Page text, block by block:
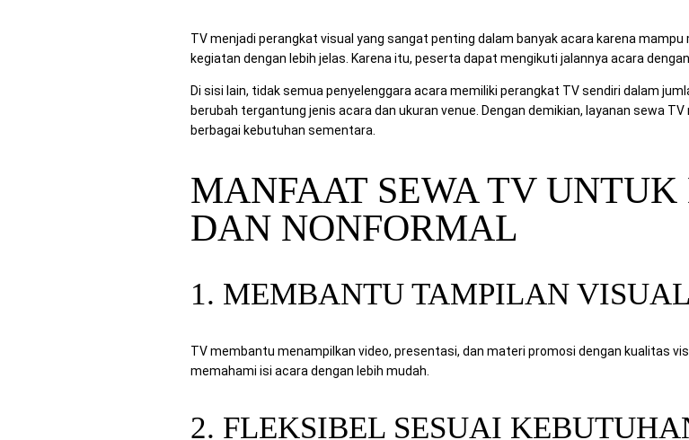
TV menjadi perangkat visual yang sangat penting dalam banyak acara karena
kegiatan dengan lebih jelas. Karena itu, peserta dapat mengikuti jalannya acara
Di sisi lain, tidak semua penyelenggara acara memiliki perangkat TV sendiri dalam
berubah tergantung jenis acara dan ukuran venue. Dengan demikian, layanan sewa
berbagai kebutuhan sementara.
MANFAAT SEWA TV
DAN NONFORMAL
1. MEMBANTU TAMPILAN
TV membantu menampilkan video, presentasi, dan materi promosi dengan kualitas
memahami isi acara dengan lebih mudah.
2. FLEKSIBEL SESUAI